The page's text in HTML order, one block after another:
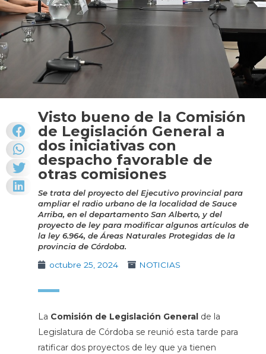
Visto bueno de la Comisión
de Legislación General a
dos iniciativas con
despacho favorable de
otras comisiones
Se trata del proyecto del Ejecutivo provincial para
ampliar el radio urbano de la localidad de Sauce
Arriba, en el departamento San Alberto, y del
proyecto de ley para modificar algunos artículos de
la ley 6.964, de Áreas Naturales Protegidas de la
provincia de Córdoba.
octubre 25, 2024
NOTICIAS
La Comisión de Legislación Generalde la
Legislatura de Córdoba se reunió esta tarde para
ratificar dos proyectos de ley que ya tienen